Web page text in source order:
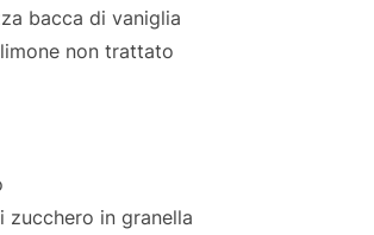
bacca di vaniglia
non trattato
zucchero in granella